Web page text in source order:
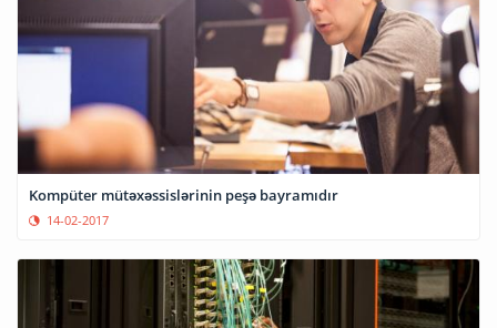
Kompüter mütəxəssislərinin peşə bayramıdır
14-02-2017